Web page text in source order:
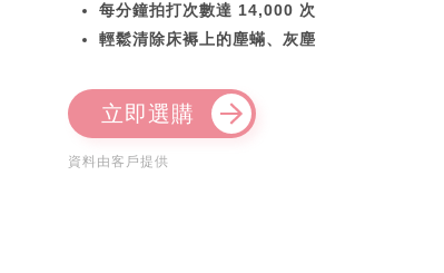
每分鐘拍打次數達 14,000 次
輕鬆清除床褥上的塵蟎、灰塵
立即選購
資料由客戶提供